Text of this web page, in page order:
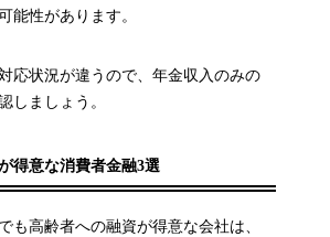
能性があります。
応状況が違うので、年金収入のみの
しましょう。
得意な消費者金融3選
も高齢者への融資が得意な会社は、